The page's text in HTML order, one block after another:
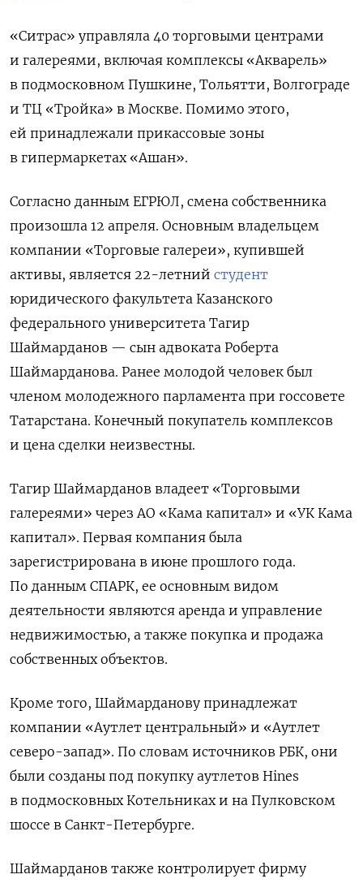
«Ситрас» управляла 40 торговыми центрами
и галереями, включая комплексы «Акварель»
в подмосковном Пушкине, Тольятти, Волгограде
и ТЦ «Тройка» в Москве. Помимо этого,
ей принадлежали прикассовые зоны
в гипермаркетах «Ашан».
Согласно данным ЕГРЮЛ, смена собственника
произошла 12 апреля. Основным владельцем
компании «Торговые галереи», купившей
активы, является 22-летний студент
юридического факультета Казанского
федерального университета Тагир
Шаймарданов — сын адвоката Роберта
Шаймарданова. Ранее молодой человек был
членом молодежного парламента при госсовете
Татарстана. Конечный покупатель комплексов
и цена сделки неизвестны.
Тагир Шаймарданов владеет «Торговыми
галереями» через АО «Кама капитал» и «УК Кама
капитал». Первая компания была
зарегистрирована в июне прошлого года.
По данным СПАРК, ее основным видом
деятельности являются аренда и управление
недвижимостью, а также покупка и продажа
собственных объектов.
Кроме того, Шаймарданову принадлежат
компании «Аутлет центральный» и «Аутлет
северо-запад». По словам источников РБК, они
были созданы под покупку аутлетов Hines
в подмосковных Котельниках и на Пулковском
шоссе в Санкт-Петербурге.
Шаймарданов также контролирует фирму